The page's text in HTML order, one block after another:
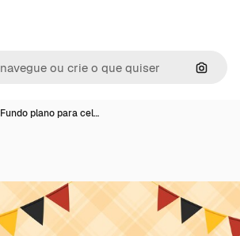
Fundo plano para cel…